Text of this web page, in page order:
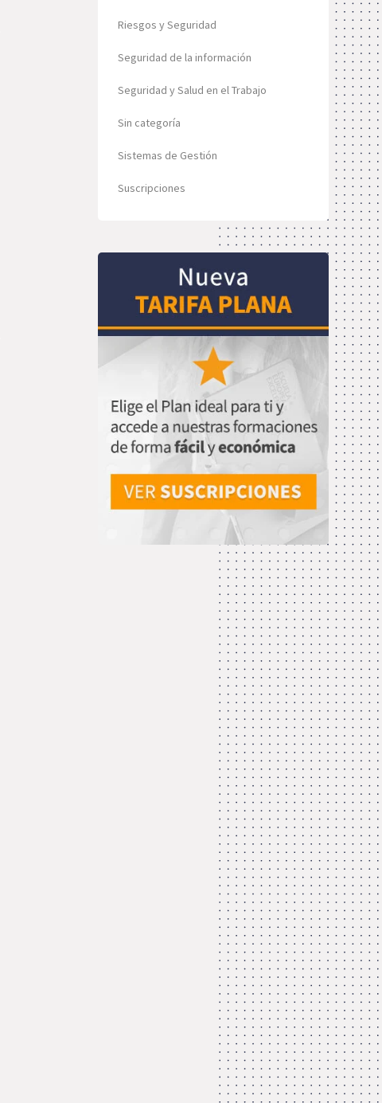
Riesgos y Seguridad
Seguridad de la información
Seguridad y Salud en el Trabajo
Sin categoría
Sistemas de Gestión
Suscripciones